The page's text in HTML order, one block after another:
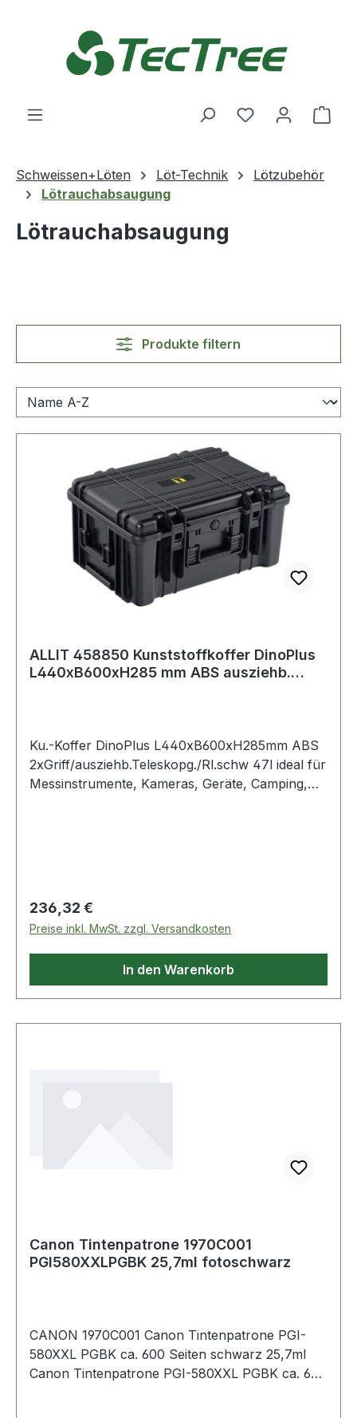
Du hast 0
Schweissen+Löten Löt-Technik
Lötzubehör
Lötrauchabsaugung
Lötrauchabsaugung
Produkte filtern
ALLIT 458850 Kunststoffkoffer DinoPlus
L440xB600xH285 mm ABS ausziehb.
Ku.-Koffer DinoPlus L440xB600xH285mm ABS
2xGriff/ausziehb.Teleskopg./Rl.schw 47l ideal für
Messinstrumente, Kameras, Geräte, Camping,
ausziehbarer Teleskopgriff / Rollen· Innenhöhe:
265mm· Innenlänge: 370mm· Innenbreite:
535mm
Regulärer Preis:
236,32 €
Preise inkl. MwSt. zzgl. Versandkosten
In den Warenkorb
Canon Tintenpatrone 1970C001
PGI580XXLPGBK 25,7ml fotoschwarz
CANON 1970C001 Canon Tintenpatrone PGI-
580XXL PGBK ca. 600 Seiten schwarz 25,7ml
Canon Tintenpatrone PGI-580XXL PGBK ca. 600